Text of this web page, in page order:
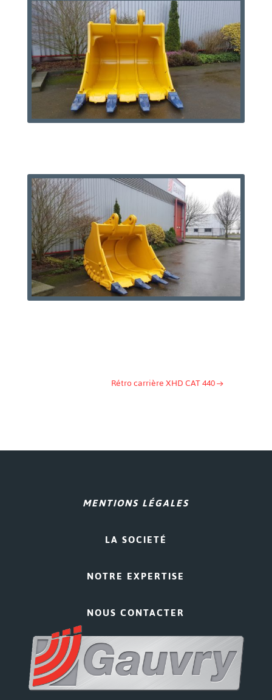
Rétro carrière XHD CAT 440→
MENTIONS LÉGALES
LA SOCIETÉ
NOTRE EXPERTISE
NOUS CONTACTER